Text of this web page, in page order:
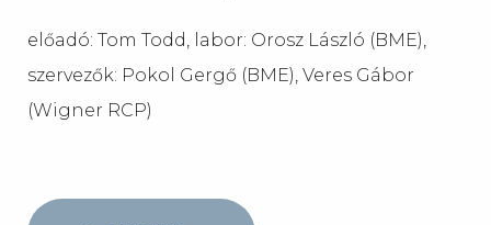
előadó: Tom Todd, labor: Orosz László (BME),
szervezők: Pokol Gergő (BME), Veres Gábor
(Wigner RCP)